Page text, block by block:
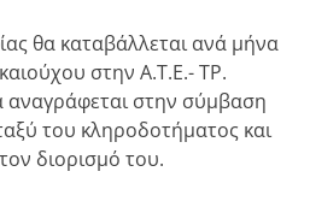
θα καταβάλλεται ανά μήνα
στην Α.Τ.Ε.- ΤΡ.
αναγράφεται στην σύμβαση
του κληροδοτήματος και
διορισμό του.